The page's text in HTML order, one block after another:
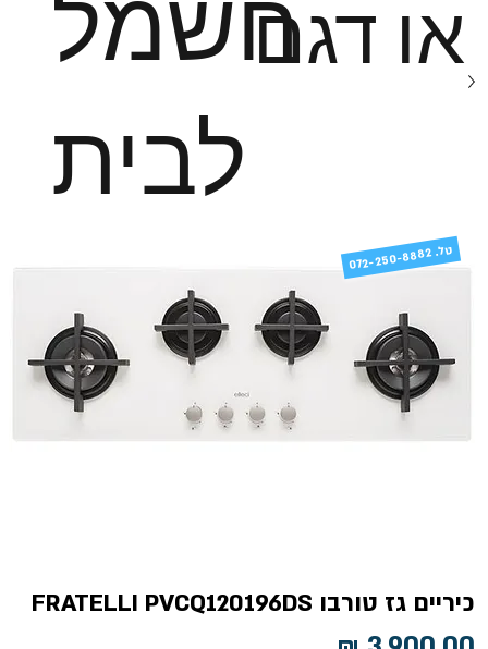
או דגם
לבית
כיריים גז טורבו FRATELLI PVCQ120196DS
072-250-8882 .טל